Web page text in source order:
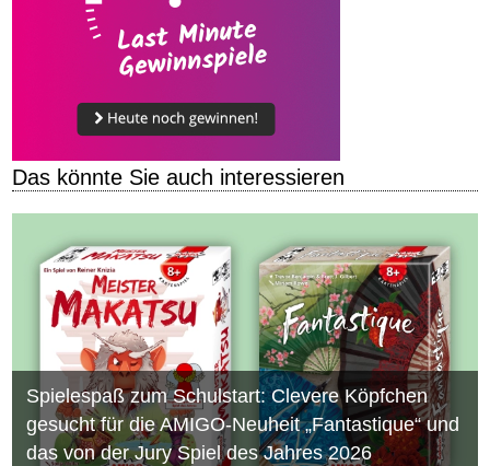
Das könnte Sie auch interessieren
Spielespaß zum Schulstart: Clevere Köpfchen
gesucht für die AMIGO-Neuheit „Fantastique“ und
das von der Jury Spiel des Jahres 2026